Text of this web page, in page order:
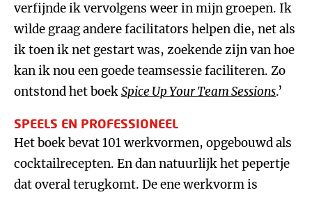
verfijnde ik vervolgens weer in mijn groepen. Ik
wilde graag andere facilitators helpen die, net als
ik toen ik net gestart was, zoekende zijn van hoe
kan ik nou een goede teamsessie faciliteren. Zo
ontstond het boekSpice Up Your Team Sessions.’
SPEELS EN PROFESSIONEEL
Het boek bevat 101 werkvormen, opgebouwd als
cocktailrecepten. En dan natuurlijk het pepertje
dat overal terugkomt. De ene werkvorm is